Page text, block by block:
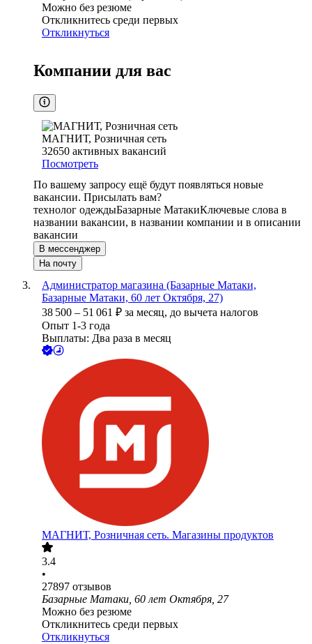
Можно без резюме
Откликнитесь среди первых
Откликнуться
Компании для вас
МАГНИТ, Розничная сеть
32650 активных вакансий
Посмотреть
По вашему запросу ещё будут появляться новые
вакансии. Присылать вам?
технолог одеждыБазарные МатакиКлючевые слова в
названии вакансии, в названии компании и в описании
вакансии
В мессенджер
На почту
Администратор магазина (Базарные Матаки,
Базарные Матаки, 60 лет Октября, 27)
38 500 – 51 061 ₽ за месяц, до вычета налогов
Опыт 1-3 года
Выплаты: Два раза в месяц
МАГНИТ, Розничная сеть. Магазины продуктов
3.4
•
27897 отзывов
Базарные Матаки, 60 лет Октября, 27
Можно без резюме
Откликнитесь среди первых
Откликнуться